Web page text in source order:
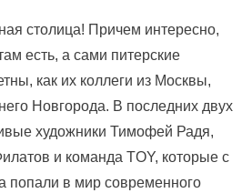
столица! Причем интересно,
есть, а сами питерские
как их коллеги из Москвы,
Новгорода. В последних двух
художники Тимофей Радя,
и команда TOY, которые с
попали в мир современного